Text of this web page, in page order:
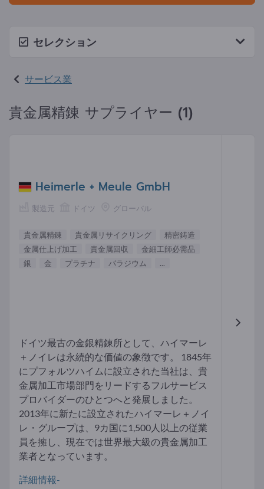
セレクション
サービス業
貴金属精錬 サプライヤー (1)
Heimerle + Meule GmbH
製造元 ドイツ グローバル
貴金属精錬 貴金属リサイクリング
精密鋳造
金属仕上げ加工
貴金属回収
金細工師必需品
銀
金 プラチナ パラジウム ...
ドイツ最古の金銀精錬所として、ハイマーレ
＋ノイレは永続的な価値の象徴です。 1845年
にプフォルツハイムに設立された当社は、貴
金属加工市場部門をリードするフルサービス
プロバイダーのひとつへと発展しました。
2013年に新たに設立されたハイマーレ＋ノイ
レ・グループは、9カ国に1,500人以上の従業
員を擁し、現在では世界最大級の貴金属加工
業者となっています。
詳細情報-